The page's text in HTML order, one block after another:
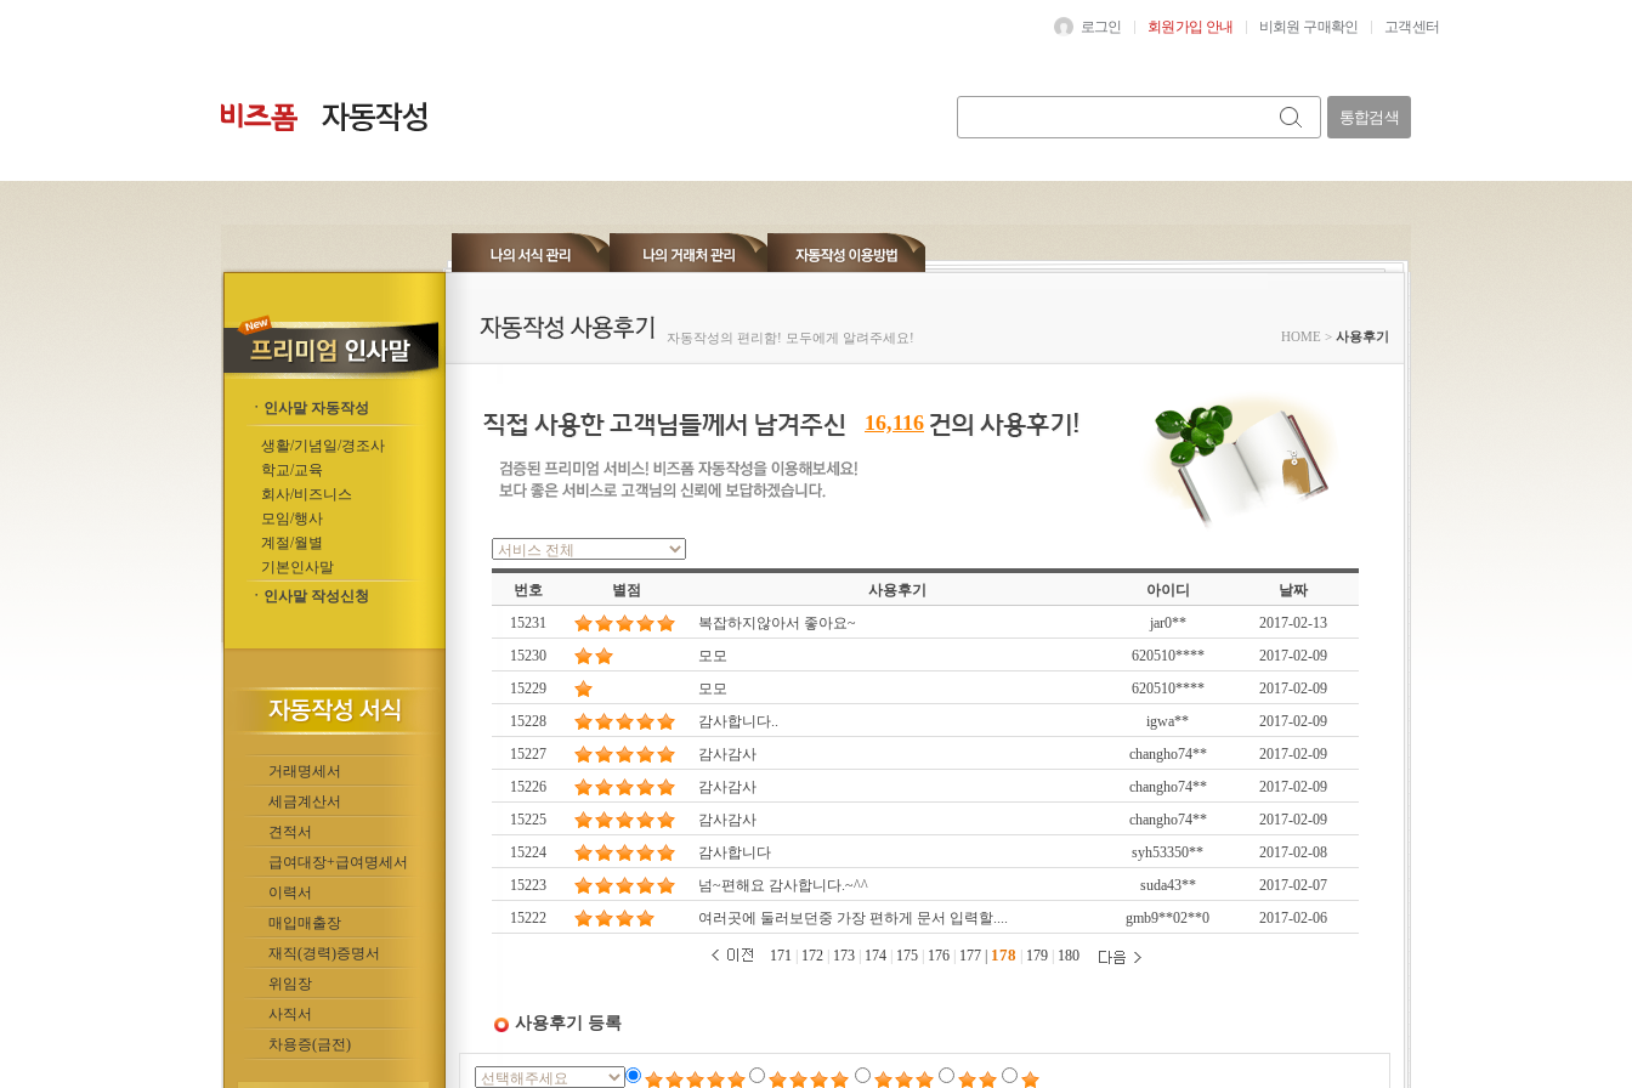
로그인 회원가입 안내 비회원 구매확인 고객센터
통합검색
ㆍ인사말 자동작성
생활/기념일/경조사
학교/교육
회사/비즈니스
모임/행사
계절/월별
기본인사말
ㆍ인사말 작성신청
거래명세서
세금계산서
견적서
급여대장+급여명세서
이력서
매입매출장
재직(경력)증명서
위임장
사직서
차용증(금전)
자동작성의 편리함! 모두에게 알려주세요! HOME > 사용후기
16,116
번호 별점 사용후기 아이디
날짜
15231
복잡하지않아서 좋아요~ jar0**
2017-02-13
15230
모모 620510****
2017-02-09
15229
모모 620510****
2017-02-09
15228
감사합니다.. igwa**
2017-02-09
15227
감사감사 changho74**
2017-02-09
15226
감사감사 changho74**
2017-02-09
15225
감사감사 changho74**
2017-02-09
15224
감사합니다 syh53350**
2017-02-08
15223
넘~편해요 감사합니다.~^^ suda43**
2017-02-07
15222
여러곳에 둘러보던중 가장 편하게 문서 입력할.... gmb9**02**0 2017-02-06
171 172 173 174 175 176 177 178 179 180
사용후기 등록